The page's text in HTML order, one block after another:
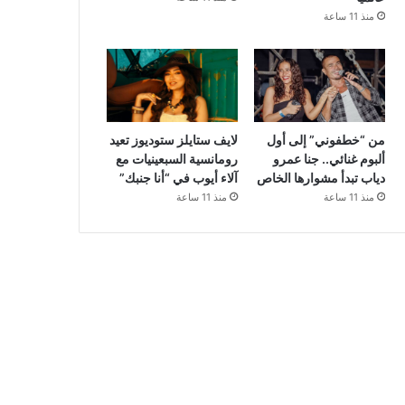
منذ 11 ساعة
من “خطفوني” إلى أول
ألبوم غنائي.. جنا عمرو
دياب تبدأ مشوارها الخاص
منذ 11 ساعة
لايف ستايلز ستوديوز تعيد
رومانسية السبعينيات مع
آلاء أيوب في “أنا جنبك”
منذ 11 ساعة